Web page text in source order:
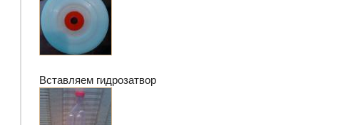
Вставляем гидрозатвор